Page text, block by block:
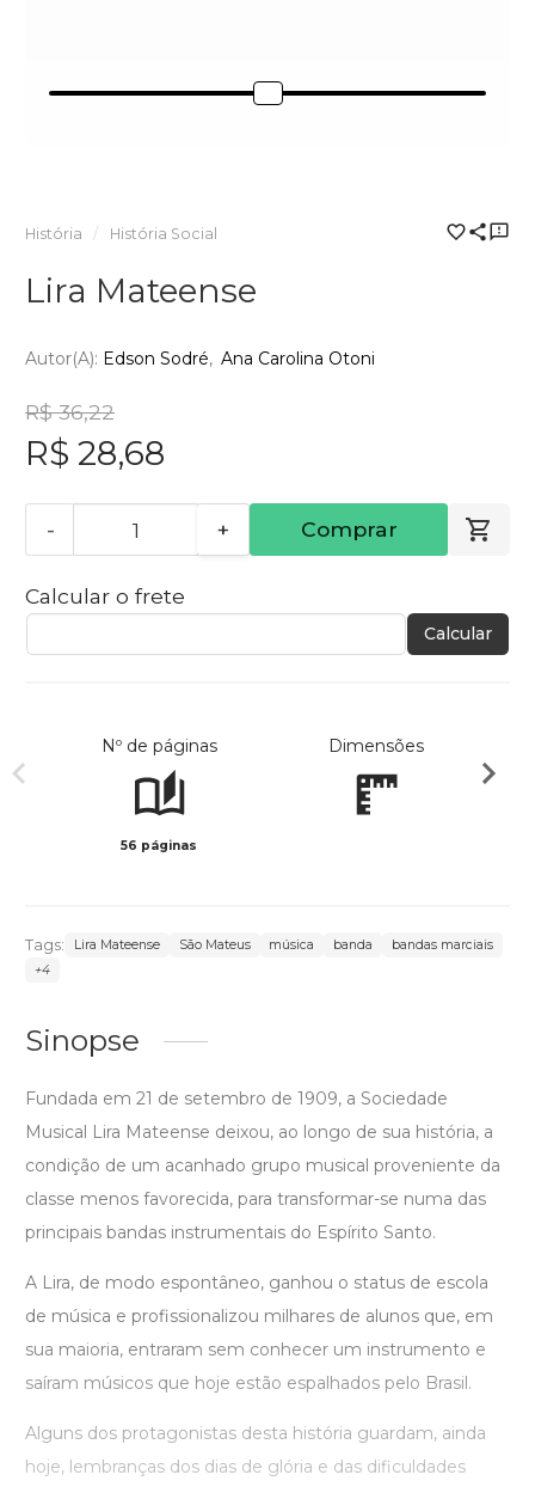
História História Social
Lira Mateense
Autor(a): Edson Sodré Ana Carolina Otoni
R$ 36,22
R$ 28,68
- + Comprar
Calcular o frete
Calcular
Nº de páginas
56 páginas
Dimensões
Tags: Lira Mateense São Mateus música banda
bandas marciais
+4
Sinopse
Fundada em 21 de setembro de 1909, a Sociedade
Musical Lira Mateense deixou, ao longo de sua história, a
condição de um acanhado grupo musical proveniente da
classe menos favorecida, para transformar-se numa das
principais bandas instrumentais do Espírito Santo.
A Lira, de modo espontâneo, ganhou o status de escola
de música e profissionalizou milhares de alunos que, em
sua maioria, entraram sem conhecer um instrumento e
saíram músicos que hoje estão espalhados pelo Brasil.
Alguns dos protagonistas desta história guardam, ainda
hoje, lembranças dos dias de glória e das dificuldades